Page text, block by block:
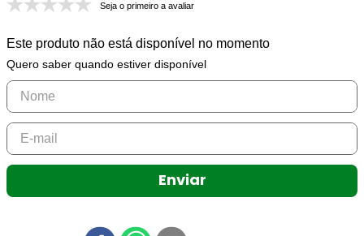
Seja o primeiro a avaliar
Este produto não está disponível no momento
Quero saber quando estiver disponível
Enviar